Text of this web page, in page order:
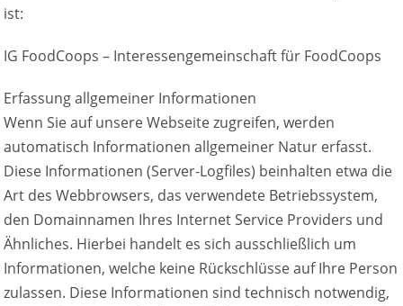
ist:
IG FoodCoops – Interessengemeinschaft für FoodCoops
Erfassung allgemeiner Informationen
Wenn Sie auf unsere Webseite zugreifen, werden
automatisch Informationen allgemeiner Natur erfasst.
Diese Informationen (Server-Logfiles) beinhalten etwa die
Art des Webbrowsers, das verwendete Betriebssystem,
den Domainnamen Ihres Internet Service Providers und
Ähnliches. Hierbei handelt es sich ausschließlich um
Informationen, welche keine Rückschlüsse auf Ihre Person
zulassen. Diese Informationen sind technisch notwendig,